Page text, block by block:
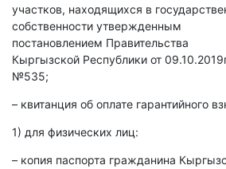
участков, находящихся в
собственности утвержденным
постановлением Правительства
Кыргызской Республики от
№535;
– квитанция об оплате гарантийного
1) для физических лиц:
– копия паспорта гражданина